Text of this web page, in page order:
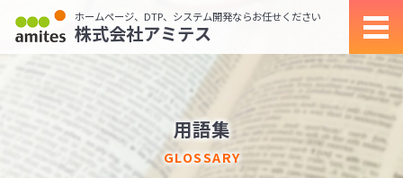
ホームページ、DTP、システム開発ならお任せください
株式会社アミテス
用語集
GLOSSARY